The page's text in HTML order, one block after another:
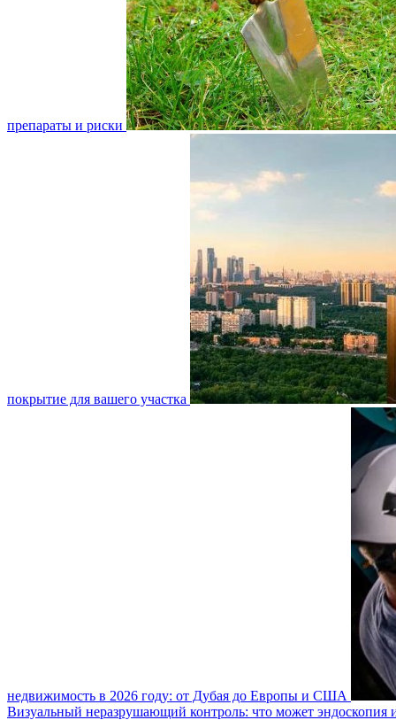
препараты и риски
покрытие для вашего участка
недвижимость в 2026 году: от Дубая до Европы и США
Визуальный неразрушающий контроль: что может эндоскопия